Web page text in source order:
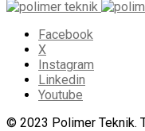
Facebook
X
Instagram
Linkedin
Youtube
© 2023 Polimer Teknik.